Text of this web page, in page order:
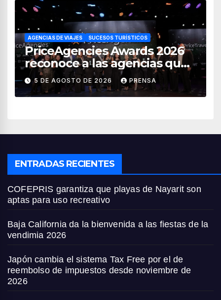
AGENCIAS DE VIAJES SUCESOS TURÍSTICOS
PriceAgencies Awards 2026
reconoce a las agencias que
impulsan el crecimiento del
turismo en México
5 DE AGOSTO DE 2026 PRENSA
ENTRADAS RECIENTES
COFEPRIS garantiza que playas de Nayarit son
aptas para uso recreativo
Baja California da la bienvenida a las fiestas de la
vendimia 2026
Japón cambia el sistema Tax Free por el de
reembolso de impuestos desde noviembre de
2026